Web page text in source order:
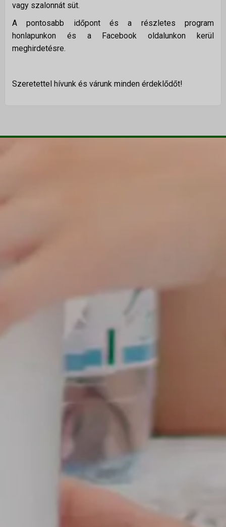
vagy szalonnát süt.
A pontosabb időpont és a részletes program
honlapunkon és a Facebook oldalunkon kerül
meghirdetésre.
Szeretettel hívunk és várunk minden érdeklődőt!